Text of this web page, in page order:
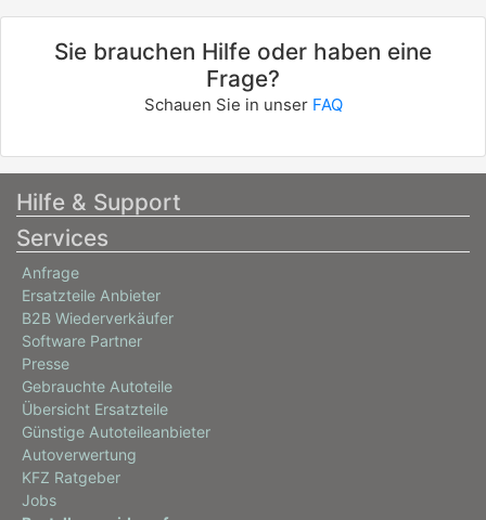
Sie brauchen Hilfe oder haben eine
Frage?
Schauen Sie in unser FAQ
Hilfe & Support
Services
Anfrage
Ersatzteile Anbieter
B2B Wiederverkäufer
Software Partner
Presse
Gebrauchte Autoteile
Übersicht Ersatzteile
Günstige Autoteileanbieter
Autoverwertung
KFZ Ratgeber
Jobs